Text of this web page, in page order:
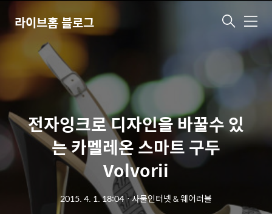
라이브홈 블로그 메
뉴
전자잉크로 디자인을 바꿀수 있
는 카멜레온 스마트 구두
Volvorii
2015. 4. 1. 18:04ㆍ사물인터넷 & 웨어러블